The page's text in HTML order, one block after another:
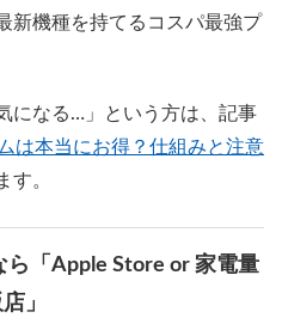
新機種を持てるコスパ最強プ
になる…」という方は、記事
は本当にお得？仕組みと注意
す。
「Apple Store or 家電量
」